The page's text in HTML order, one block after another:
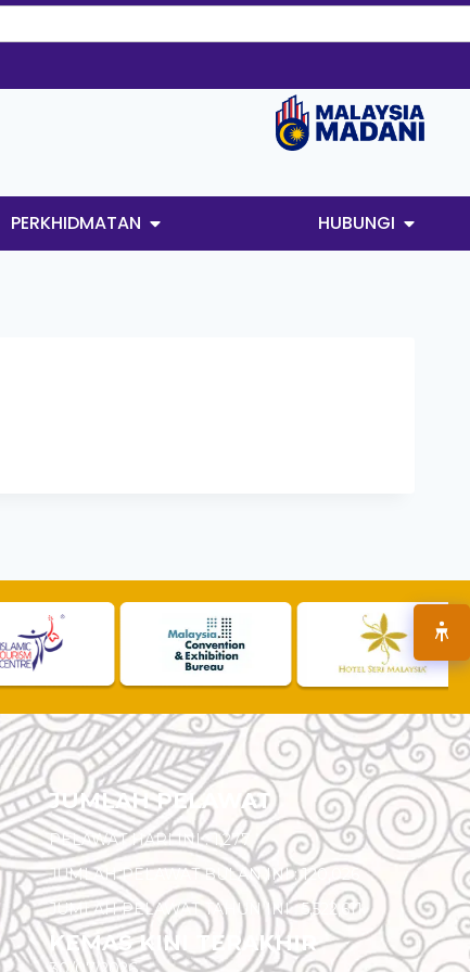
PERKHIDMATAN HUBUNGI
JUMLAH PELAWAT
PELAWAT HARI INI : 1,277
JUMLAH PELAWAT BULAN INI : 120,026
JUMLAH PELAWAT TAHUN INI : 5,522,611
KEMAS KINI TERAKHIR